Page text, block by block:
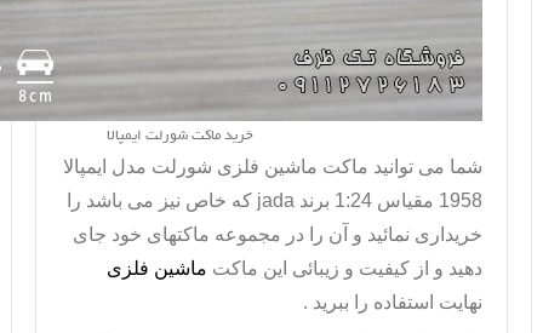
خرید ماکت شورلت ایمپالا
شما می توانید ماکت ماشین فلزی شورلت مدل ایمپالا
1958 مقیاس 1:24 برند
jada که خاص نیز می باشد را
خریداری نمائید و آن را در مجموعه ماکتهای خود جای
دهید و از کیفیت و زیبائی این ماکت ماشین فلزی
نهایت استفاده را ببرید .